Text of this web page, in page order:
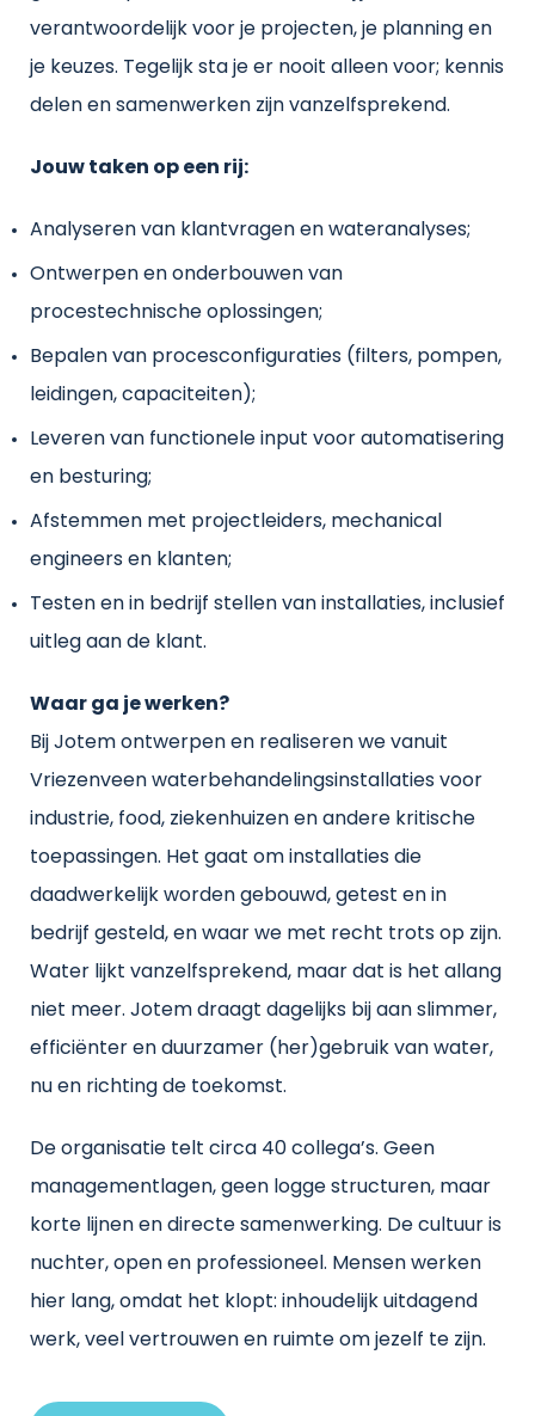
verantwoordelijk voor je projecten, je planning en
je keuzes. Tegelijk sta je er nooit alleen voor; kennis
delen en samenwerken zijn vanzelfsprekend.
Jouw taken op een rij:
Analyseren van klantvragen en wateranalyses;
Ontwerpen en onderbouwen van
procestechnische oplossingen;
Bepalen van procesconfiguraties (filters, pompen,
leidingen, capaciteiten);
Leveren van functionele input voor automatisering
en besturing;
Afstemmen met projectleiders, mechanical
engineers en klanten;
Testen en in bedrijf stellen van installaties, inclusief
uitleg aan de klant.
Waar ga je werken?
Bij Jotem ontwerpen en realiseren we vanuit
Vriezenveen waterbehandelingsinstallaties voor
industrie, food, ziekenhuizen en andere kritische
toepassingen. Het gaat om installaties die
daadwerkelijk worden gebouwd, getest en in
bedrijf gesteld, en waar we met recht trots op zijn.
Water lijkt vanzelfsprekend, maar dat is het allang
niet meer. Jotem draagt dagelijks bij aan slimmer,
efficiënter en duurzamer (her)gebruik van water,
nu en richting de toekomst.
De organisatie telt circa 40 collega’s. Geen
managementlagen, geen logge structuren, maar
korte lijnen en directe samenwerking. De cultuur is
nuchter, open en professioneel. Mensen werken
hier lang, omdat het klopt: inhoudelijk uitdagend
werk, veel vertrouwen en ruimte om jezelf te zijn.